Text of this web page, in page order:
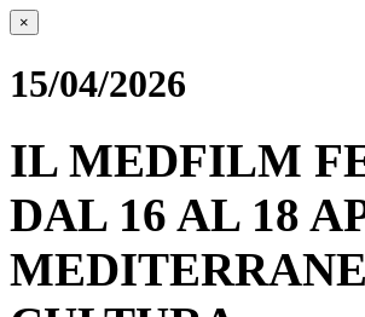
×
15/04/2026
IL MEDFILM
DAL 16 AL 18